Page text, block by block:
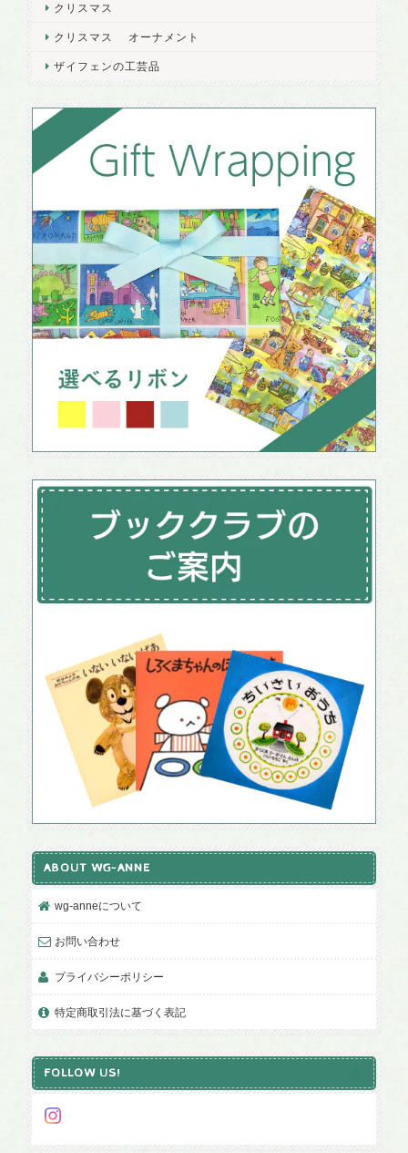
クリスマス
クリスマス オーナメント
ザイフェンの工芸品
ABOUT WG-ANNE
wg-anneについて
お問い合わせ
プライバシーポリシー
特定商取引法に基づく表記
FOLLOW US!